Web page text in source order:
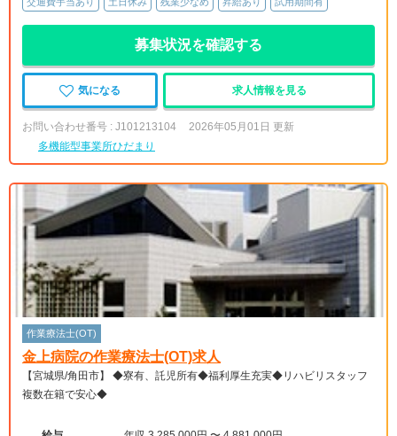
募集状況を確認する
気になる 求人情報を見る
お問い合わせ番号 : J101213104
2026年05月01日 更新
多機能型事業所ひだまり
作業療法士(OT)
金上病院の作業療法士(OT)求人
【宮城県/角田市】 ◆寮有、託児所有◆福利厚生充実◆リハビリスタッフ
複数在籍で安心◆